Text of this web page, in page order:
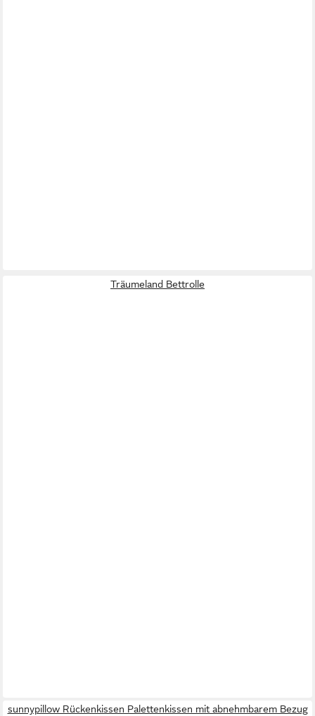
Träumeland Bettrolle
sunnypillow Rückenkissen Palettenkissen mit abnehmbarem Bezug